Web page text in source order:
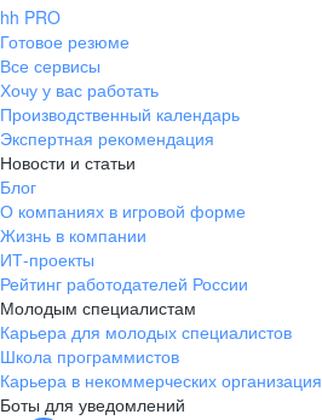
hh PRO
Готовое резюме
Все сервисы
Хочу у вас работать
Производственный календарь
Экспертная рекомендация
Новости и статьи
Блог
О компаниях в игровой форме
Жизнь в компании
ИТ-проекты
Рейтинг работодателей России
Молодым специалистам
Карьера для молодых специалистов
Школа программистов
Карьера в некоммерческих
Боты для уведомлений